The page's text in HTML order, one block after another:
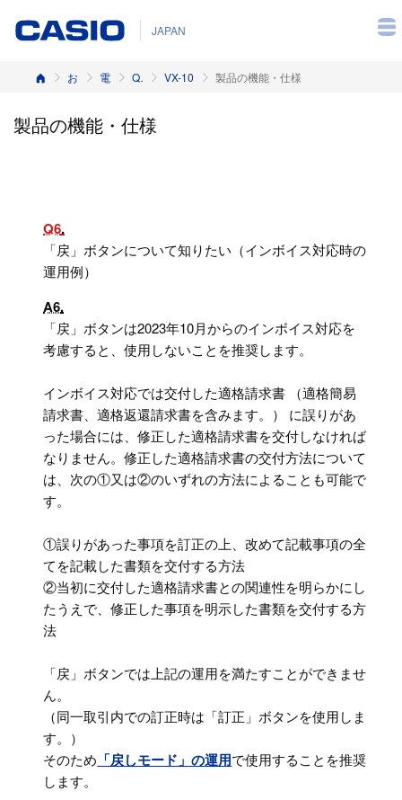
JAPAN
ホーム お客様サポート 電子レジスター Q&A（よくある質問と答え） VX-10 製品の機能・仕様
製品の機能・仕様
Q6
「戻」ボタンについて知りたい（インボイス対応時の
運用例）
A6
「戻」ボタンは2023年10月からのインボイス対応を
考慮すると、使用しないことを推奨します。
インボイス対応では交付した適格請求書 （適格簡易
請求書、適格返還請求書を含みます。） に誤りがあ
った場合には、修正した適格請求書を交付しなければ
なりません。修正した適格請求書の交付方法について
は、次の①又は②のいずれの方法によることも可能で
す。
①誤りがあった事項を訂正の上、改めて記載事項の全
てを記載した書類を交付する方法
②当初に交付した適格請求書との関連性を明らかにし
たうえで、修正した事項を明示した書類を交付する方
法
「戻」ボタンでは上記の運用を満たすことができませ
ん。
（同一取引内での訂正時は「訂正」ボタンを使用しま
す。）
そのため 「戻しモード」の運用で使用することを推奨
します。